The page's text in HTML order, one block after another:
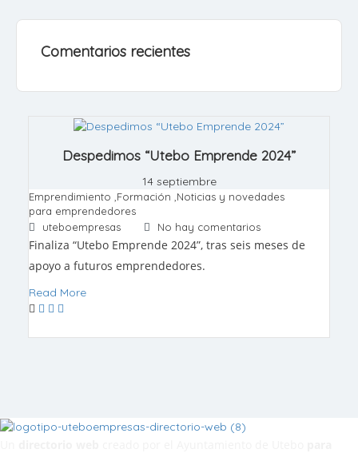
Comentarios recientes
Despedimos “Utebo Emprende 2024”
14 septiembre
Emprendimiento Formación Noticias y novedades
para emprendedores
uteboempresas
No hay comentarios
Finaliza “Utebo Emprende 2024”, tras seis meses de
apoyo a futuros emprendedores.
Read More